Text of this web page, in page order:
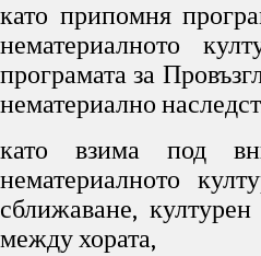
като припомня
нематериалното
програмата за
нематериално
като взима под
нематериалното
сближаване,
между хората,